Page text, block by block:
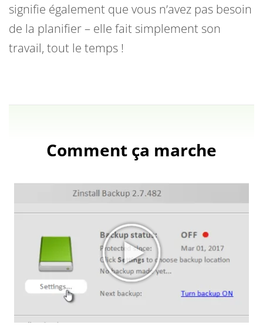
signifie également que vous n’avez pas besoin
de la planifier – elle fait simplement son
travail, tout le temps !
Comment ça marche